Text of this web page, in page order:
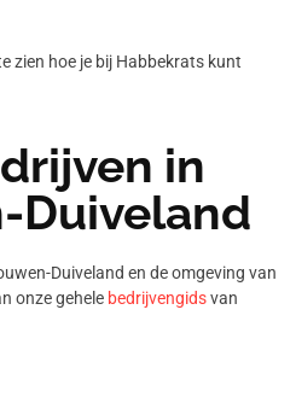
zien hoe je bij Habbekrats kunt
in
Duiveland
Duiveland en de omgeving van
onze gehele bedrijvengidsvan